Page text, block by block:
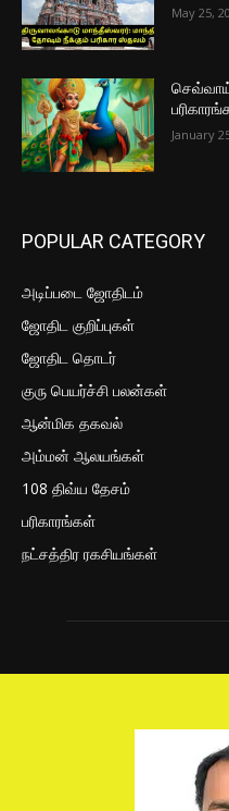
May 25,
January
POPULAR CATEGORY
அடிப்படை ஜோதிடம்
ஜோதிட குறிப்புகள்
ஜோதிட தொடர்
குரு பெயர்ச்சி பலன்கள்
ஆன்மிக தகவல்
அம்மன் ஆலயங்கள்
108 திவ்ய தேசம்
பரிகாரங்கள்
நட்சத்திர ரகசியங்கள்